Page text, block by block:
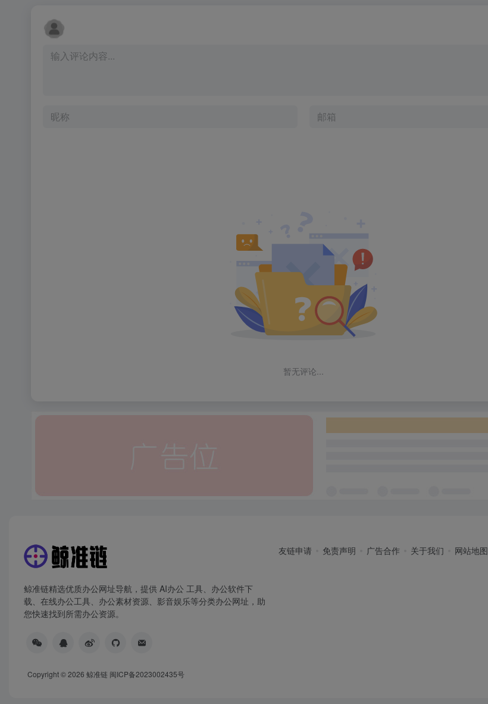
暂无评论...
鲸准链精选优质办公网址导航，提供 AI办公 工具、办公软件下
载、在线办公工具、办公素材资源、影音娱乐等分类办公网址，助
您快速找到所需办公资源。
友链申请 免责声明 广告合作 关于我们 网站地图
Copyright © 2026 鲸准链 闽ICP备2023002435号